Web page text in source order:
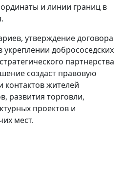
и линии границ в
утверждение договора
добрососедских
партнерства
создаст правовую
контактов жителей
развития торговли,
проектов и
мест.